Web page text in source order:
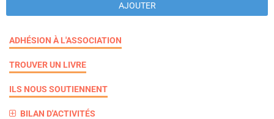
AJOUTER
ADHÉSION À L'ASSOCIATION
TROUVER UN LIVRE
ILS NOUS SOUTIENNENT
BILAN D'ACTIVITÉS